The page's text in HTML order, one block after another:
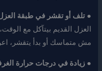
●تلف أو تقشر في طبقة
العزل القديم بيتآكل مع
مش متماسك أو بدأ يتقشر،
●زيادة في درجات حرارة